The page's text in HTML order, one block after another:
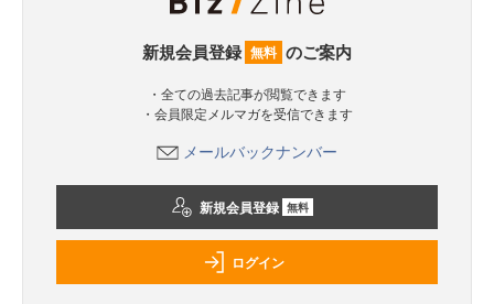
新規会員登録 無料 のご案内
・全ての過去記事が閲覧できます
・会員限定メルマガを受信できます
メールバックナンバー
新規会員登録 無料
ログイン